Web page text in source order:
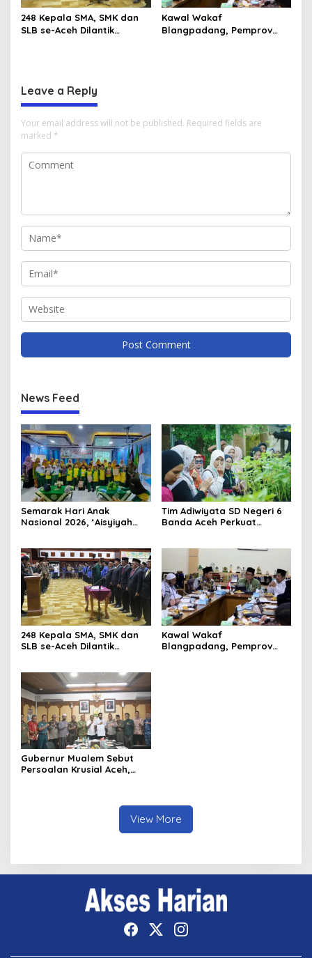
248 Kepala SMA, SMK dan
SLB se-Aceh Dilantik
Kawal Wakaf
Blangpadang, Pemprov
Leave a Reply
Your email address will not be published. Required fields are
marked *
News Feed
Semarak Hari Anak
Nasional 2026, ‘Aisyiyah
Universitas Ahmad Dahlan
Aceh
Tim Adiwiyata SD Negeri 6
Banda Aceh Perkuat
Goes to School”
248 Kepala SMA, SMK dan
SLB se-Aceh Dilantik
Kawal Wakaf
Blangpadang, Pemprov
Gubernur Mualem Sebut
Persoalan Krusial Aceh,
View More